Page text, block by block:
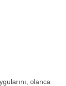
olanca